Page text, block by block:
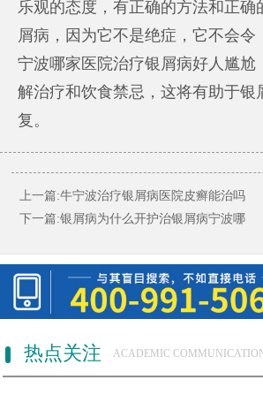
乐观的态度，有正确的方法和正确
屑病，因为它不是绝症，它不会令
宁波哪家医院治疗银屑病好 人尴尬
解治疗和饮食禁忌，这将有助于银
复。
上一篇:牛宁波治疗银屑病医院皮癣能治吗
下一篇:银屑病为什么开护治银屑病宁波哪
热点关注 ACADEMIC